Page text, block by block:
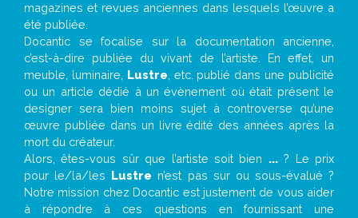
magazines et revues anciennes dans lesquels l’œuvre a
été publiée.
Docantic se focalise sur la documentation ancienne,
c’est-à-dire publiée du vivant de l’artiste. En effet, un
meuble, luminaire, Lustre , etc. publié dans une publicité
ou un article dédié à un évènement où était présent le
designer sera bien moins sujet à controverse qu’une
œuvre publiée dans un livre édité des années après la
mort du créateur.
Alors, êtes-vous sûr que l’artiste soit bien ...? Le prix
pour le/la/les Lustre n’est pas sur ou sous-évalué ?
Notre mission chez Docantic est justement de vous aider
à répondre à ces questions en fournissant une